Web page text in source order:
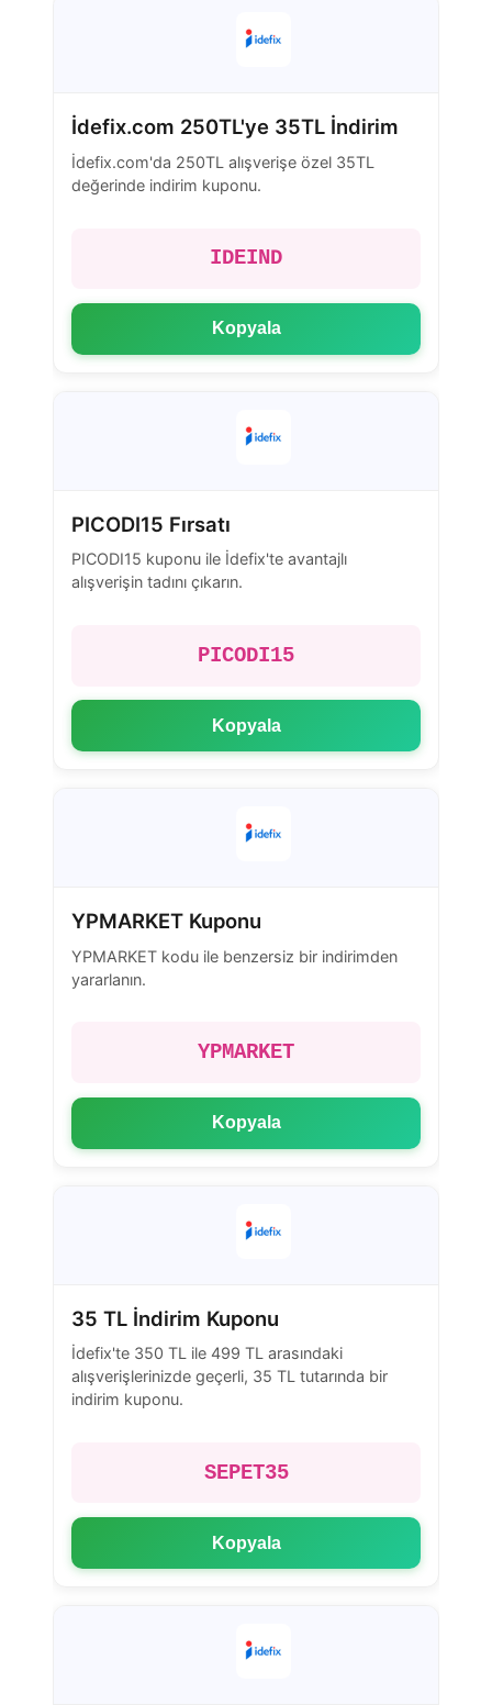
İdefix.com 250TL'ye 35TL İndirim
İdefix.com'da 250TL alışverişe özel 35TL
değerinde indirim kuponu.
IDEIND
Kopyala
PICODI15 Fırsatı
PICODI15 kuponu ile İdefix'te avantajlı
alışverişin tadını çıkarın.
PICODI15
Kopyala
YPMARKET Kuponu
YPMARKET kodu ile benzersiz bir indirimden
yararlanın.
YPMARKET
Kopyala
35 TL İndirim Kuponu
İdefix'te 350 TL ile 499 TL arasındaki
alışverişlerinizde geçerli, 35 TL tutarında bir
indirim kuponu.
SEPET35
Kopyala